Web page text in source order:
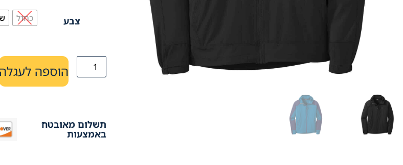
צבע כחול
הוספה לעגלה
תשלום מאובטח
באמצעות